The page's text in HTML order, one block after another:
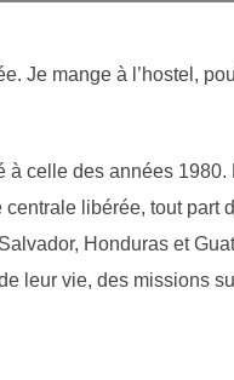
Je mange à l’hostel,
celle des années
libérée, tout
Honduras et
leur vie, des missions